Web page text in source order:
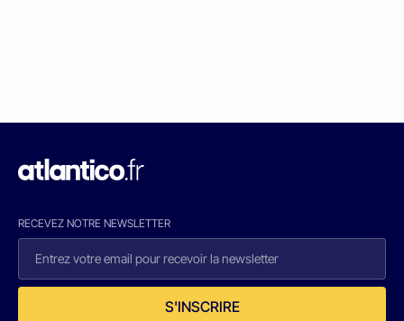
RECEVEZ NOTRE NEWSLETTER
S'INSCRIRE